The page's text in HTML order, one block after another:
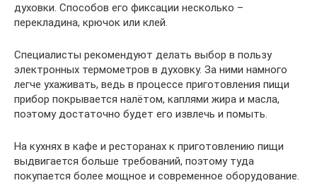
духовки. Способов его фиксации несколько –
перекладина, крючок или клей.
Специалисты рекомендуют делать выбор в пользу
электронных термометров в духовку. За ними намного
легче ухаживать, ведь в процессе приготовления пищи
прибор покрывается налётом, каплями жира и масла,
поэтому достаточно будет его извлечь и помыть.
На кухнях в кафе и ресторанах к приготовлению пищи
выдвигается больше требований, поэтому туда
покупается более мощное и современное оборудование.